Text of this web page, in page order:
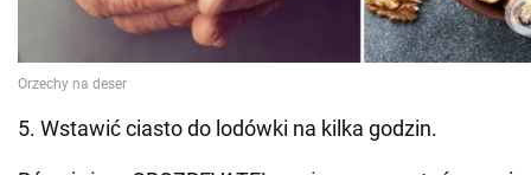
5. Wstawić ciasto do lodówki na kilka godzin.